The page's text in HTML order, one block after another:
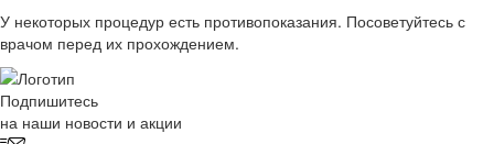
У некоторых процедур есть противопоказания. Посоветуйтесь с
врачом перед их прохождением.
Подпишитесь
на наши новости и акции